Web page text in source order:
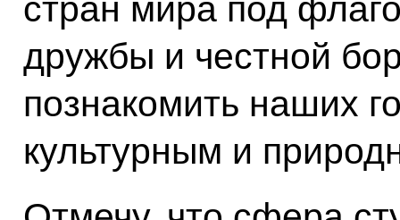
стран мира под
дружбы и честной
познакомить наших
культурным и